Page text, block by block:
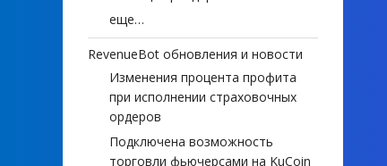
еще…
RevenueBot обновления и новости
Изменения процента профита
при исполнении страховочных
ордеров
Подключена возможность
торговли фьючерсами на KuCoin